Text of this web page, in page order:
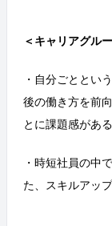
＜キャリアグル
・自分ごととい
後の働き方を前
とに課題感がある
・時短社員の中
た、スキルアッ